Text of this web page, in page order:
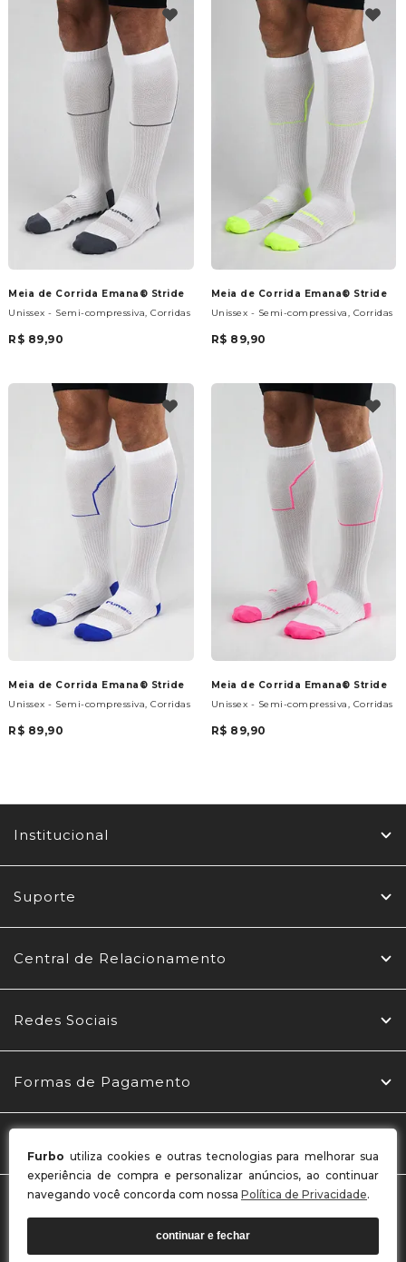
Furbo utiliza cookies e outras tecnologias para melhorar sua
experiência de compra e personalizar anúncios, ao continuar
navegando você concorda com nossa Política de Privacidade.
continuar e fechar
Meia de Corrida Emana® Stride
Unissex - Semi-compressiva, Corridas
R$ 89,90
Meia de Corrida Emana® Stride
Unissex - Semi-compressiva, Corridas
R$ 89,90
Meia de Corrida Emana® Stride
Unissex - Semi-compressiva, Corridas
R$ 89,90
Meia de Corrida Emana® Stride
Unissex - Semi-compressiva, Corridas
R$ 89,90
Institucional
Suporte
Central de Relacionamento
Redes Sociais
Formas de Pagamento